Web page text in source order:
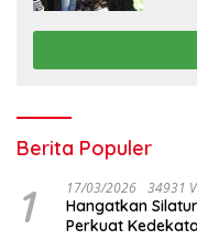
Berita Populer
1 17/03/2026 34931
Hangatkan
Perkuat